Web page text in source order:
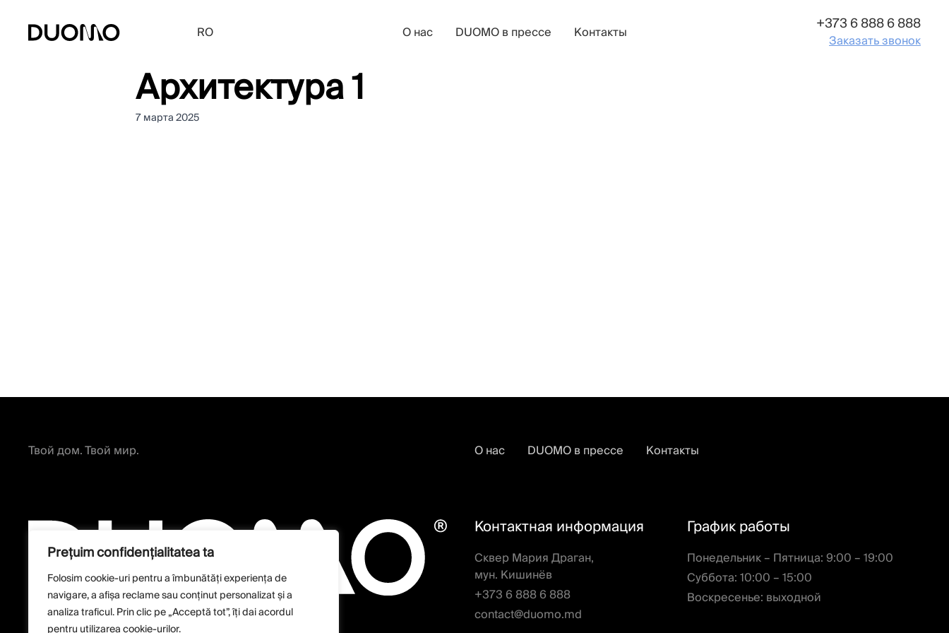
Prețuim confidențialitatea ta
Folosim cookie-uri pentru a îmbunătăți experiența de
navigare, a afișa reclame sau conținut personalizat și a
analiza traficul. Prin clic pe „Acceptă tot”, îți dai acordul
pentru utilizarea cookie-urilor.
RO О нас DUOMO в прессе Контакты +373 6 888 6 888
Заказать звонок
Архитектура 1
7 марта 2025
Твой дом. Твой мир. О нас DUOMO в прессе Контакты
Контактная информация
Сквер Мария Драган,
мун. Кишинёв
+373 6 888 6 888
contact@duomo.md
График работы
Понедельник – Пятница: 9:00 – 19:00
Суббота: 10:00 – 15:00
Воскресенье: выходной